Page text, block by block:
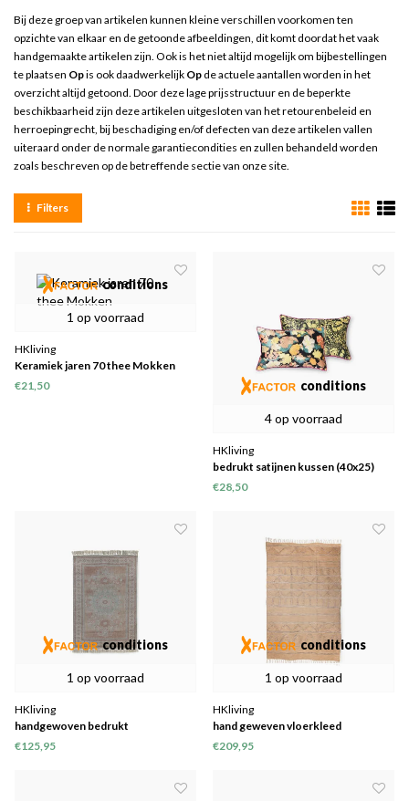
Bij deze groep van artikelen kunnen kleine verschillen voorkomen ten
opzichte van elkaar en de getoonde afbeeldingen, dit komt doordat het vaak
handgemaakte artikelen zijn. Ook is het niet altijd mogelijk om bijbestellingen
te plaatsen Opis ook daadwerkelijk Op de actuele aantallen worden in het
overzicht altijd getoond. Door deze lage prijsstructuur en de beperkte
beschikbaarheid zijn deze artikelen uitgesloten van het retourenbeleid en
herroepingrecht, bij beschadiging en/of defecten van deze artikelen vallen
uiteraard onder de normale garantiecondities en zullen behandeld worden
zoals beschreven op de betreffende sectie van onze site.
Filters
1 op voorraad
conditions
HKliving
Keramiek jaren 70 thee Mokken
€21,50
4 op voorraad
conditions
HKliving
bedrukt satijnen kussen (40x25)
€28,50
1 op voorraad
conditions
HKliving
handgewoven bedrukt
binnen/buiten vloerkleed (120x180)
€125,95
1 op voorraad
conditions
HKliving
hand geweven vloerkleed
binnen/buiten naturel (150x240)
€209,95